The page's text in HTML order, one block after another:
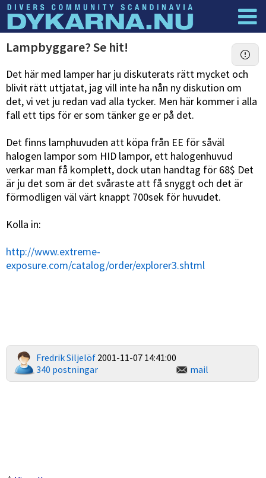
Dyknyheter Logga in
Lampbyggare? Se hit!
Det här med lamper har ju diskuterats rätt mycket och
blivit rätt uttjatat, jag vill inte ha nån ny diskution om
det, vi vet ju redan vad alla tycker. Men här kommer i alla
fall ett tips för er som tänker ge er på det.
Det finns lamphuvuden att köpa från EE för såväl
halogen lampor som HID lampor, ett halogenhuvud
verkar man få komplett, dock utan handtag för 68$ Det
är ju det som är det svåraste att få snyggt och det är
förmodligen väl värt knappt 700sek för huvudet.
Kolla in:
http://www.extreme-
exposure.com/catalog/order/explorer3.shtml
Fredrik Siljelöf 2001-11-07 14:41:00
340 postningar
mail